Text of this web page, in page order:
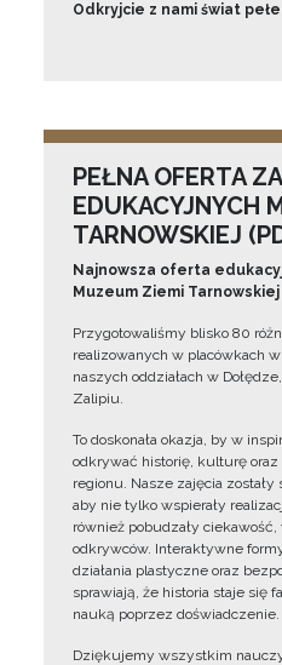
Odkryjcie z nami świat
PEŁNA OFERTA
EDUKACYJNYCH
TARNOWSKIEJ
Najnowsza oferta
Muzeum Ziemi Tarnowskiej
Przygotowaliśmy blisko 80
realizowanych w placówkach
naszych oddziałach w
Zalipiu.
To doskonała okazja, by w
odkrywać historię, kulturę
regionu. Nasze zajęcia zostały
aby nie tylko wspierały
również pobudzały
odkrywców. Interaktywne
działania plastyczne oraz
sprawiają, że historia staje się
nauką poprzez doświadczenie.
Dziękujemy wszystkim